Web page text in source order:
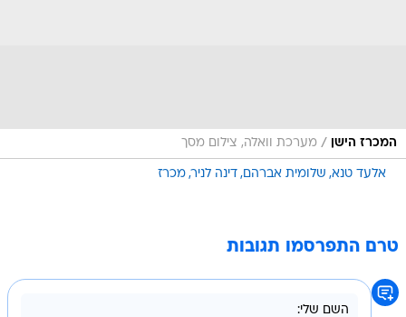
המכרז הישן / מערכת וואלה, צילום מסך
אלעד טנא שלומית אברהם דינה לניר מכרז
טרם התפרסמו תגובות